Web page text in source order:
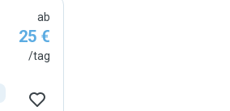
ab
25 €
/tag